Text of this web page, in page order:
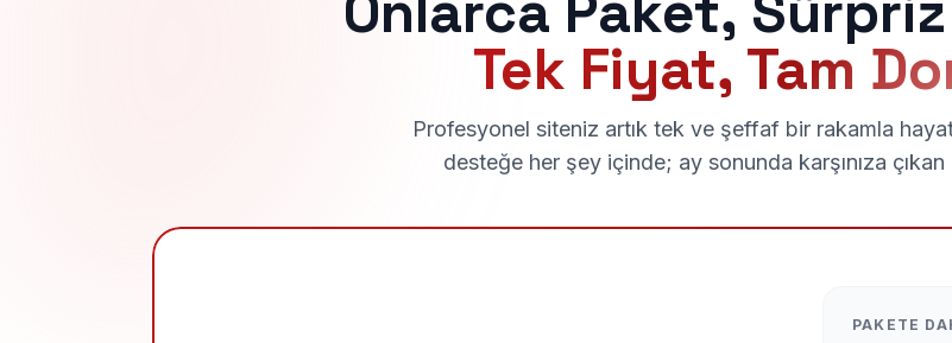
Tek Fiyat, Tam
Profesyonel siteniz artık tek ve şeffaf bir rakamla
desteğe her şey içinde; ay sonunda karşınıza
PAKETE